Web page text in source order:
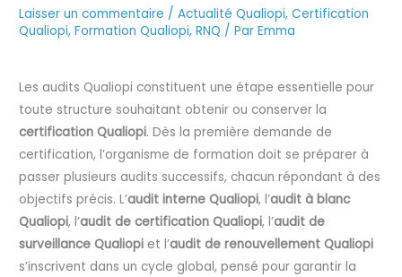
Laisser un commentaire /Actualité Qualiopi,Certification
Qualiopi,Formation Qualiopi,RNQ / ParEmma
Les audits Qualiopi constituent une étape essentielle pour
toute structure souhaitant obtenir ou conserver la
certification Qualiopi. Dès la première demande de
certification, l’organisme de formation doit se préparer à
passer plusieurs audits successifs, chacun répondant à des
objectifs précis. L’audit interne Qualiopi, l’audit à blanc
Qualiopi, l’audit de certification Qualiopi, l’audit de
surveillance Qualiopi et l’audit de renouvellement Qualiopi
s’inscrivent dans un cycle global, pensé pour garantir la